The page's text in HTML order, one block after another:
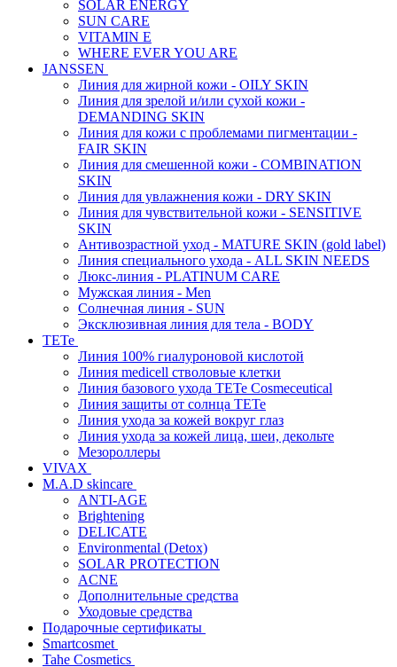
SOLAR ENERGY
SUN CARE
VITAMIN E
WHERE EVER YOU ARE
JANSSEN
Линия для жирной кожи - OILY SKIN
Линия для зрелой и/или сухой кожи -
DEMANDING SKIN
Линия для кожи с проблемами пигментации -
FAIR SKIN
Линия для смешенной кожи - COMBINATION
SKIN
Линия для увлажнения кожи - DRY SKIN
Линия для чувствительной кожи - SENSITIVE
SKIN
Антивозрастной уход - MATURE SKIN (gold label)
Линия специального ухода - ALL SKIN NEEDS
Люкс-линия - PLATINUM CARE
Мужская линия - Men
Солнечная линия - SUN
Эксклюзивная линия для тела - BODY
TETe
Линия 100% гиалуроновой кислотой
Линия medicell стволовые клетки
Линия базового ухода TETe Cosmeceutical
Линия защиты от солнца TETe
Линия ухода за кожей вокруг глаз
Линия ухода за кожей лица, шеи, декольте
Мезороллеры
VIVAX
M.A.D skincare
ANTI-AGE
Brightening
DELICATE
Environmental (Detox)
SOLAR PROTECTION
АCNE
Дополнительные средства
Уходовые средства
Подарочные сертификаты
Smartcosmet
Tahe Cosmetics